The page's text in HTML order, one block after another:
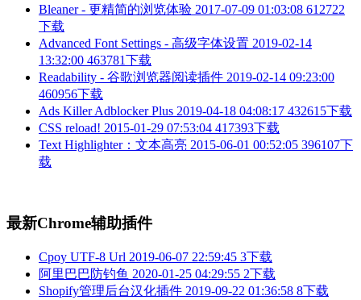
Bleaner - 更精简的浏览体验 2017-07-09 01:03:08 612722
下载
Advanced Font Settings - 高级字体设置 2019-02-14
13:32:00 463781下载
Readability - 谷歌浏览器阅读插件 2019-02-14 09:23:00
460956下载
Ads Killer Adblocker Plus 2019-04-18 04:08:17 432615下载
CSS reload! 2015-01-29 07:53:04 417393下载
Text Highlighter：文本高亮 2015-06-01 00:52:05 396107下
载
最新Chrome辅助插件
Cpoy UTF-8 Url 2019-06-07 22:59:45 3下载
阿里巴巴防钓鱼 2020-01-25 04:29:55 2下载
Shopify管理后台汉化插件 2019-09-22 01:36:58 8下载